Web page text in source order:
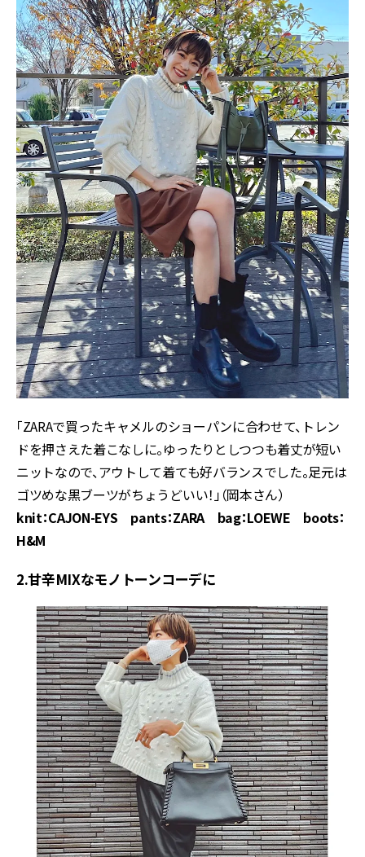
「ZARAで買ったキャメルのショーパンに合わせて、トレン
ドを押さえた着こなしに。ゆったりとしつつも着丈が短い
ニットなので、アウトして着ても好バランスでした。足元は
ゴツめな黒ブーツがちょうどいい！」（岡本さん）
knit：CAJON-EYS pants：ZARA bag：LOEWE boots：
H&M
2.甘辛MIXなモノトーンコーデに